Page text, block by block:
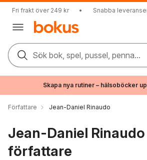
Fri frakt över 249 kr • Snabba
Sök bok, spel, pussel, penna...
Skapa nya rutiner – hälsoböcker
Författare Jean-Daniel Rinaudo
Jean-Daniel Rinaudo
författare